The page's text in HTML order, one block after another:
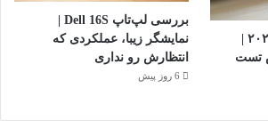
بهترین کروم‌بوک‌های ۲۰۲۶ |
تست
نمایشگر زیبا، عملکردی که
انتظارش رو نداری
6 روز پیش